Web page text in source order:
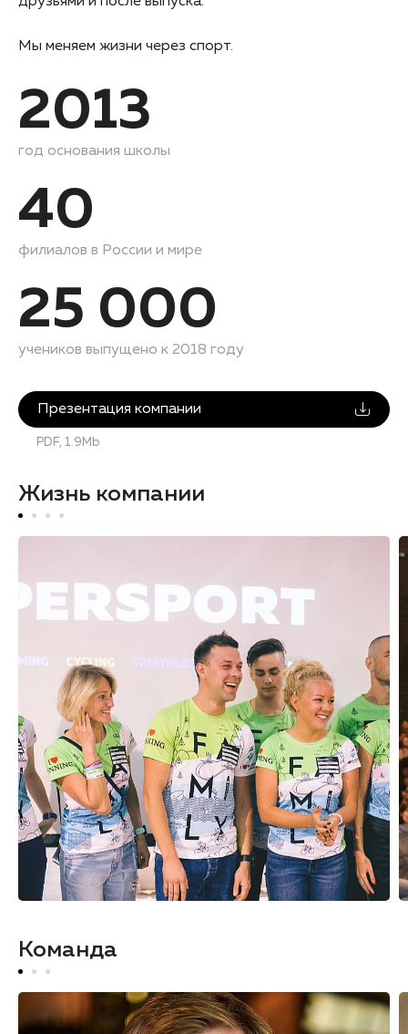
Мы меняем жизни через спорт.
2013
год основания школы
40
филиалов в России и мире
25 000
учеников выпущено к 2018 году
Презентация компании
PDF, 1.9Mb
Жизнь компании
Команда